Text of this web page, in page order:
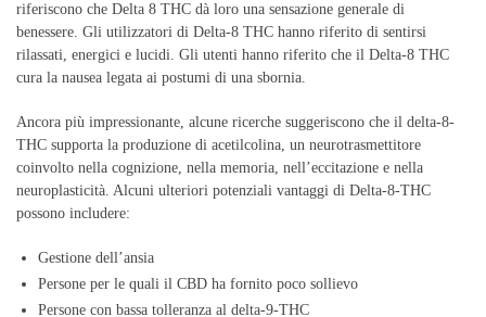
riferiscono che Delta 8 THC dà loro una sensazione generale di
benessere. Gli utilizzatori di Delta-8 THC hanno riferito di sentirsi
rilassati, energici e lucidi. Gli utenti hanno riferito che il Delta-8 THC
cura la nausea legata ai postumi di una sbornia.
Ancora più impressionante, alcune ricerche suggeriscono che il delta-8-
THC supporta la produzione di acetilcolina, un neurotrasmettitore
coinvolto nella cognizione, nella memoria, nell’eccitazione e nella
neuroplasticità. Alcuni ulteriori potenziali vantaggi di Delta-8-THC
possono includere:
Gestione dell’ansia
Persone per le quali il CBD ha fornito poco sollievo
Persone con bassa tolleranza al delta-9-THC